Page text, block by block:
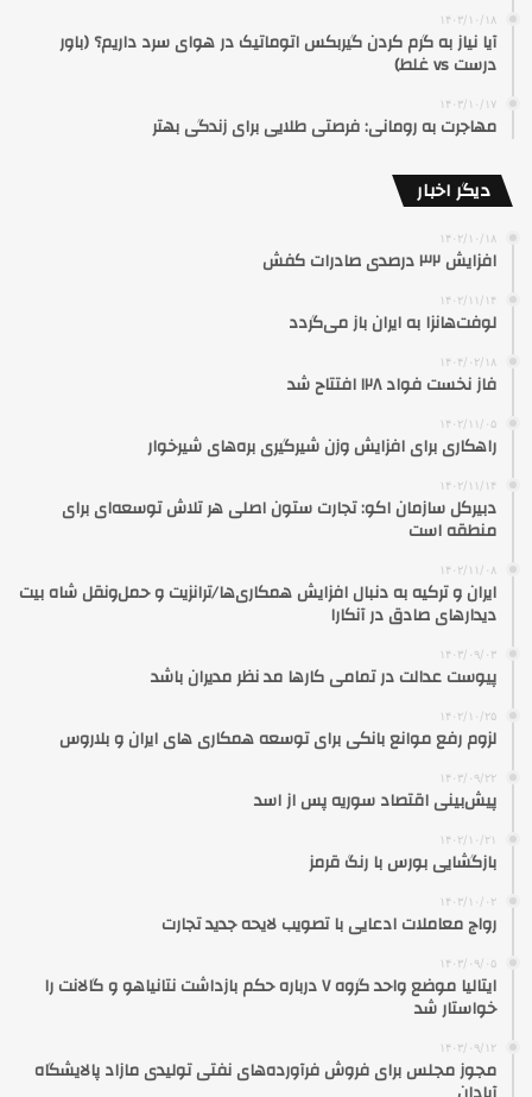
۱۴۰۳/۱۰/۱۸
آیا نیاز به گرم کردن گیربکس اتوماتیک در هوای سرد داریم؟ (باور
درست vs غلط)
۱۴۰۳/۱۰/۱۷
مهاجرت به رومانی: فرصتی طلایی برای زندگی بهتر
دیگر اخبار
۱۴۰۲/۱۰/۱۸
افزایش ۳۲ درصدی صادرات کفش
۱۴۰۲/۱۱/۱۴
لوفت‌هانزا به ایران باز می‌گردد
۱۴۰۴/۰۲/۱۸
فاز نخست فواد ۱۲۸ افتتاح شد
۱۴۰۲/۱۱/۰۵
راهکاری برای افزایش وزن شیرگیری بره‌های شیرخوار
۱۴۰۲/۱۱/۱۴
دبیرکل سازمان اکو: تجارت ستون اصلی هر تلاش توسعه‌ای برای
منطقه است
۱۴۰۲/۱۱/۰۸
ایران و ترکیه به دنبال افزایش همکاری‌ها/ترانزیت و حمل‌ونقل شاه بیت
دیدارهای صادق در آنکارا
۱۴۰۳/۰۹/۰۳
پیوست عدالت در تمامی کارها مد نظر مدیران باشد
۱۴۰۲/۱۰/۲۵
لزوم رفع موانع بانکی برای توسعه همکاری های ایران و بلاروس
۱۴۰۳/۰۹/۲۲
پیش‌بینی اقتصاد سوریه پس از اسد
۱۴۰۲/۱۰/۲۱
بازگشایی بورس با رنگ قرمز
۱۴۰۳/۱۰/۰۲
رواج معاملات ادعایی با تصویب لایحه جدید تجارت
۱۴۰۳/۰۹/۰۵
ایتالیا موضع واحد گروه ۷ درباره حکم بازداشت نتانیاهو و گالانت را
خواستار شد
۱۴۰۳/۰۹/۱۲
مجوز مجلس برای فروش فرآورده‌های نفتی تولیدی مازاد پالایشگاه